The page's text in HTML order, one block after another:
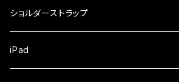
ガラスフィルム
Xiaomi
ガラスフィルム
ショルダーストラップ
iPad